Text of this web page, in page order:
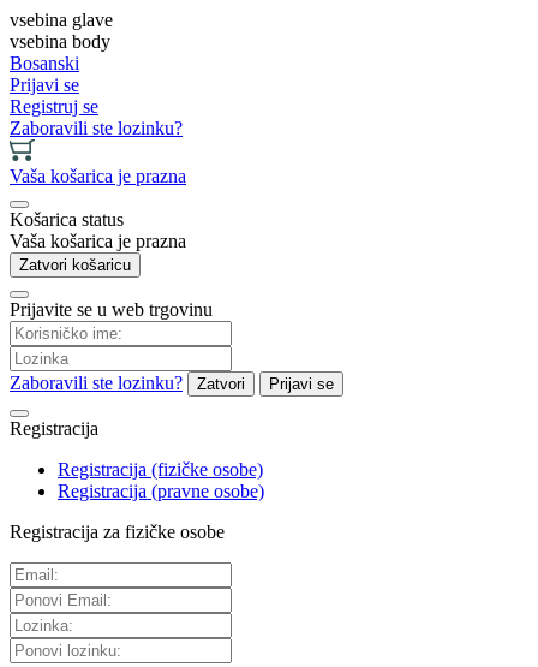
vsebina glave
vsebina body
Bosanski
Prijavi se
Registruj se
Zaboravili ste lozinku?
Vaša košarica je prazna
Košarica status
Vaša košarica je prazna
Zatvori košaricu
Prijavite se u web trgovinu
Zaboravili ste lozinku? Zatvori Prijavi se
Registracija
Registracija (fizičke osobe)
Registracija (pravne osobe)
Registracija za fizičke osobe